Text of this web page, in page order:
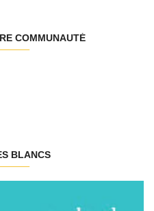
COMMUNAUTÉ
BLANCS